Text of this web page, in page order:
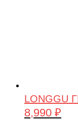
LONGGU
8,990 ₽